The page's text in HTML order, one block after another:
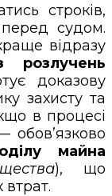
строків,
судом.
відразу
розлучень
доказову
захисту та
в процесі
майна
), що